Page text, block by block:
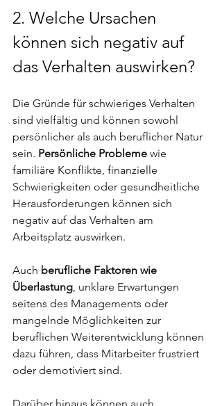
2. Welche Ursachen
können sich negativ auf
das Verhalten auswirken?
Die Gründe für schwieriges Verhalten
sind vielfältig und können sowohl
persönlicher als auch beruflicher Natur
sein. Persönliche Probleme wie
familiäre Konflikte, finanzielle
Schwierigkeiten oder gesundheitliche
Herausforderungen können sich
negativ auf das Verhalten am
Arbeitsplatz auswirken.
Auch berufliche Faktoren wie
Überlastung, unklare Erwartungen
seitens des Managements oder
mangelnde Möglichkeiten zur
beruflichen Weiterentwicklung können
dazu führen, dass Mitarbeiter frustriert
oder demotiviert sind.